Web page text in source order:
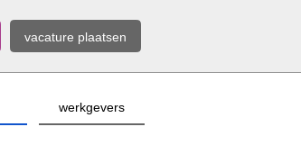
vacature plaatsen
werkgevers